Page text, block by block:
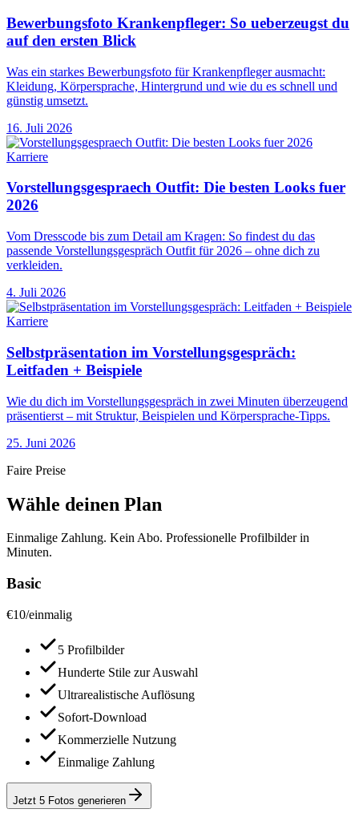
Bewerbungsfoto Krankenpfleger: So ueberzeugst du
auf den ersten Blick
Was ein starkes Bewerbungsfoto für Krankenpfleger ausmacht:
Kleidung, Körpersprache, Hintergrund und wie du es schnell und
günstig umsetzt.
16. Juli 2026
Karriere
Vorstellungsgespraech Outfit: Die besten Looks fuer
2026
Vom Dresscode bis zum Detail am Kragen: So findest du das
passende Vorstellungsgespräch Outfit für 2026 – ohne dich zu
verkleiden.
4. Juli 2026
Karriere
Selbstpräsentation im Vorstellungsgespräch:
Leitfaden + Beispiele
Wie du dich im Vorstellungsgespräch in zwei Minuten überzeugend
präsentierst – mit Struktur, Beispielen und Körpersprache-Tipps.
25. Juni 2026
Faire Preise
Wähle deinen Plan
Einmalige Zahlung. Kein Abo. Professionelle Profilbilder in
Minuten.
Basic
€10/einmalig
5 Profilbilder
Hunderte Stile zur Auswahl
Ultrarealistische Auflösung
Sofort-Download
Kommerzielle Nutzung
Einmalige Zahlung
Jetzt 5 Fotos generieren